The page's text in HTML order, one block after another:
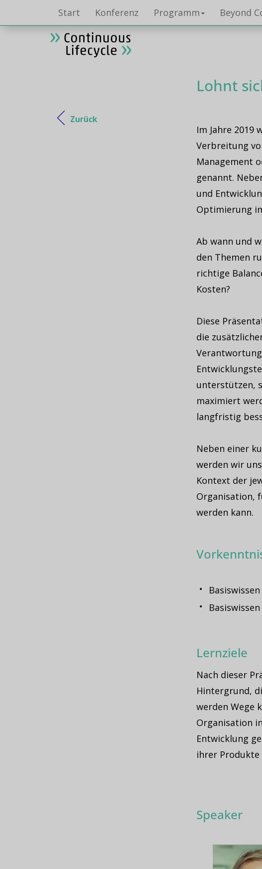
Start Konferenz Programm Beyond
Zurück
Lohnt
Im Jahre 2019
Verbreitung
Management
genannt.
und
Optimierung
Ab wann und
den Themen
richtige
Kosten?
Diese
die
unterstützen,
maximiert
langfristig
Neben einer
werden wir
Kontext der
Organisation,
werden kann.
Lernziele
Nach dieser
Hintergrund,
werden Wege
Organisation
Entwicklung
ihrer Produkte
Speaker